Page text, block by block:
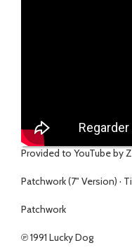
Provided to YouTube by
Patchwork (7" Version) ·
Patchwork
℗ 1991 Lucky Dog